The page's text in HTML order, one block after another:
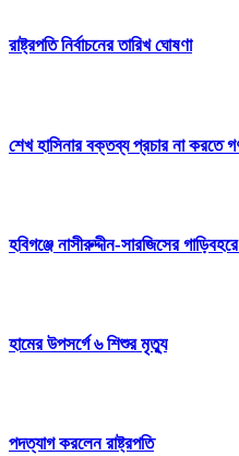
রাষ্ট্রপতি নির্বাচনের তারিখ ঘোষণা
শেখ হাসিনার বক্তব্য প্রচার না করতে
হবিগঞ্জে নাসীরুদ্দীন-সারজিসের
হামের উপসর্গে ৬ শিশুর মৃত্যু
পদত্যাগ করলেন রাষ্ট্রপতি